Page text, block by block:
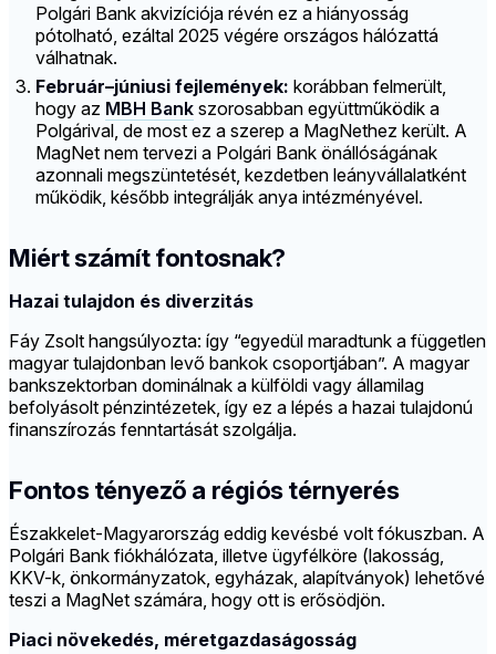
Polgári Bank akvizíciója révén ez a hiányosság
pótolható, ezáltal 2025 végére országos hálózattá
válhatnak.
Február–júniusi fejlemények: korábban felmerült,
hogy az MBH Bank szorosabban együttműködik a
Polgárival, de most ez a szerep a MagNethez került. A
MagNet nem tervezi a Polgári Bank önállóságának
azonnali megszüntetését, kezdetben leányvállalatként
működik, később integrálják anya intézményével.
Miért számít fontosnak?
Hazai tulajdon és diverzitás
Fáy Zsolt hangsúlyozta: így “egyedül maradtunk a független
magyar tulajdonban levő bankok csoportjában”. A magyar
bankszektorban dominálnak a külföldi vagy államilag
befolyásolt pénzintézetek, így ez a lépés a hazai tulajdonú
finanszírozás fenntartását szolgálja.
Fontos tényező a régiós térnyerés
Északkelet-Magyarország eddig kevésbé volt fókuszban. A
Polgári Bank fiókhálózata, illetve ügyfélköre (lakosság,
KKV-k, önkormányzatok, egyházak, alapítványok) lehetővé
teszi a MagNet számára, hogy ott is erősödjön.
Piaci növekedés, méretgazdaságosság